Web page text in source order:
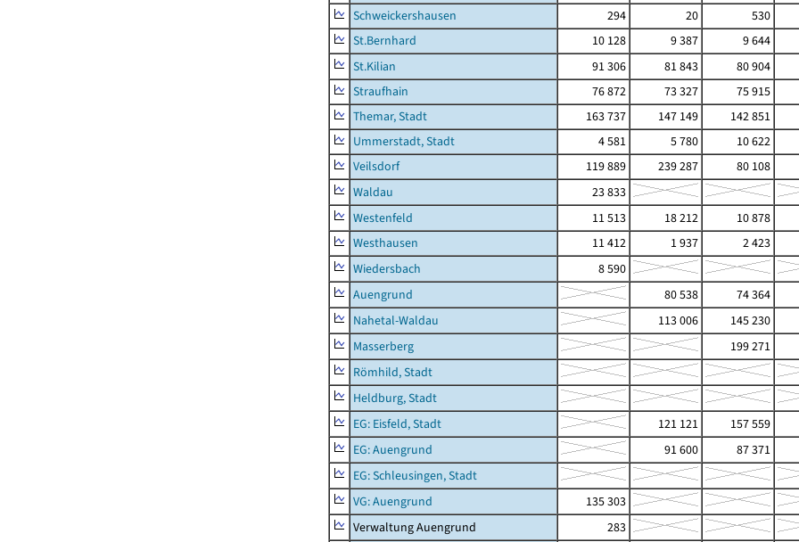
Schweickershausen
294 20 530
St.Bernhard
10 128 9 387 9 644
St.Kilian
91 306 81 843 80 904
Straufhain
76 872 73 327 75 915
Themar, Stadt
163 737 147 149 142 851
Ummerstadt, Stadt
4 581 5 780 10 622
Veilsdorf
119 889 239 287 80 108
Waldau
23 833
Westenfeld
11 513 18 212 10 878
Westhausen
11 412 1 937 2 423
Wiedersbach
8 590
Auengrund
80 538 74 364
Nahetal-Waldau
113 006 145 230
Masserberg
199 271
Römhild, Stadt
Heldburg, Stadt
EG: Eisfeld, Stadt
121 121 157 559
EG: Auengrund
91 600 87 371
EG: Schleusingen, Stadt
VG: Auengrund
135 303
Verwaltung Auengrund
283